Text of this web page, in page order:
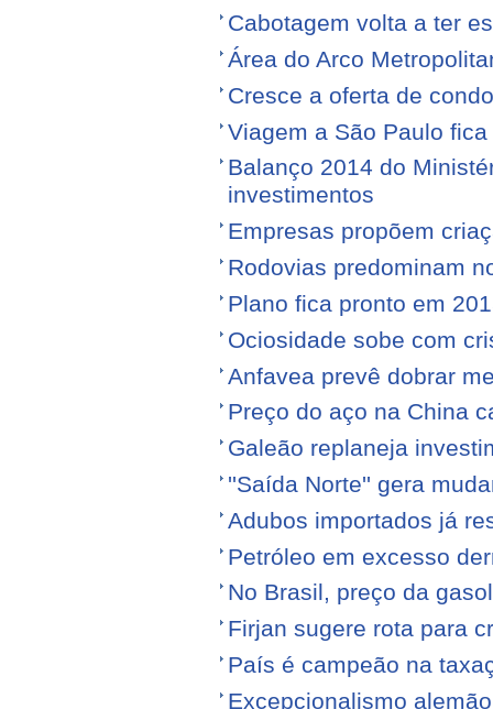
Cabotagem volta a ter
Área do Arco
Cresce a oferta de
Viagem a São Paulo
Balanço 2014 do
investimentos
Empresas propõem
Rodovias predominam
Plano fica pronto em
Ociosidade sobe com
Anfavea prevê dobrar
Preço do aço na China
Galeão replaneja
''Saída Norte'' gera
Adubos importados já
Petróleo em excesso
No Brasil, preço da
Firjan sugere rota para
País é campeão na
Excepcionalismo alemão